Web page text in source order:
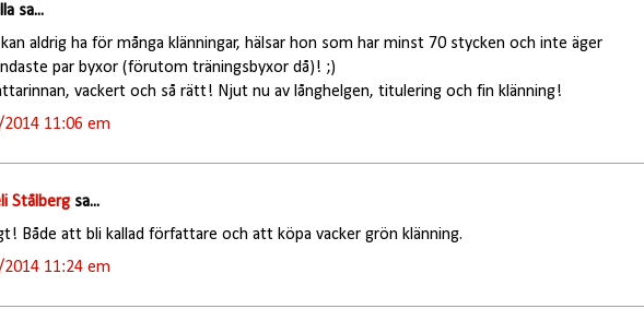
sa...
aldrig ha för många klänningar, hälsar hon som har minst 70 stycken och inte äger
par byxor (förutom träningsbyxor då)! ;)
vackert och så rätt! Njut nu av långhelgen, titulering och fin klänning!
11:06 em
Stålbergsa...
Både att bli kallad författare och att köpa vacker grön klänning.
11:24 em